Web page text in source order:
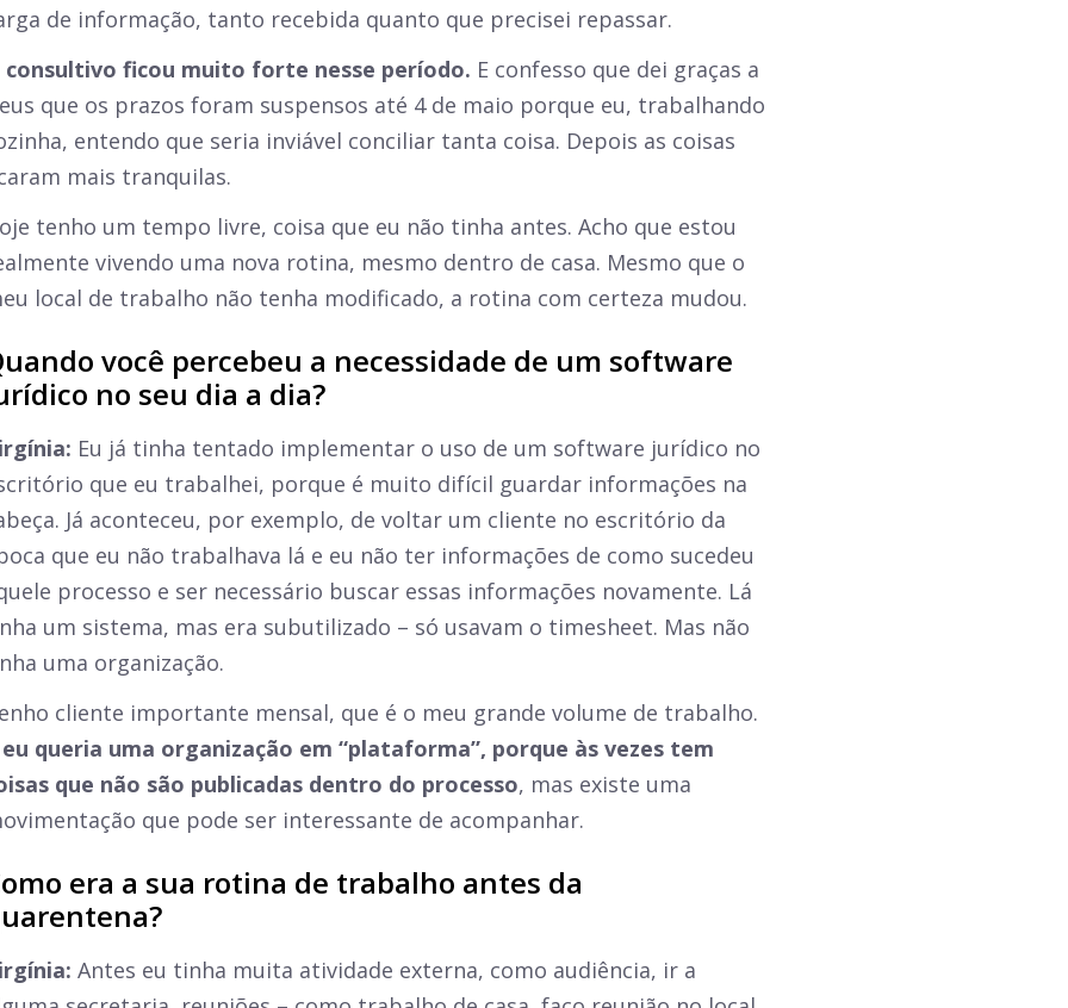
de informação, tanto recebida quanto que precisei repassar.
consultivo ficou muito forte nesse período. E confesso que dei graças a
que os prazos foram suspensos até 4 de maio porque eu, trabalhando
entendo que seria inviável conciliar tanta coisa. Depois as coisas
mais tranquilas.
tenho um tempo livre, coisa que eu não tinha antes. Acho que estou
vivendo uma nova rotina, mesmo dentro de casa. Mesmo que o
local de trabalho não tenha modificado, a rotina com certeza mudou.
você percebeu a necessidade de um software
no seu dia a dia?
Eu já tinha tentado implementar o uso de um software jurídico no
que eu trabalhei, porque é muito difícil guardar informações na
Já aconteceu, por exemplo, de voltar um cliente no escritório da
que eu não trabalhava lá e eu não ter informações de como sucedeu
processo e ser necessário buscar essas informações novamente. Lá
um sistema, mas era subutilizado – só usavam o timesheet. Mas não
uma organização.
cliente importante mensal, que é o meu grande volume de trabalho.
eu queria uma organização em “plataforma”, porque às vezes tem
que não são publicadas dentro do processo, mas existe uma
que pode ser interessante de acompanhar.
era a sua rotina de trabalho antes da
Antes eu tinha muita atividade externa, como audiência, ir a